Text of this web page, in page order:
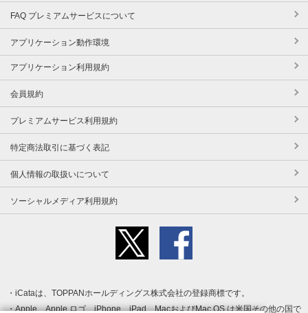
FAQ プレミアムサービスについて
アプリケーション動作環境
アプリケーション利用規約
会員規約
プレミアムサービス利用規約
特定商法取引に基づく表記
個人情報の取扱いについて
ソーシャルメディア利用規約
iCataは、TOPPANホールディングス株式会社の登録商標です。
Apple、Apple ロゴ、iPhone、iPad、MacおよびMac OS は米国その他の国で